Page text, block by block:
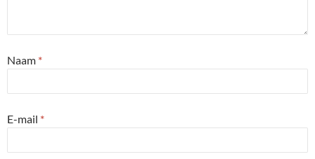
Naam *
E-mail *